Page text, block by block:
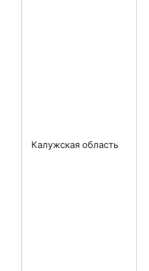
Калужская область